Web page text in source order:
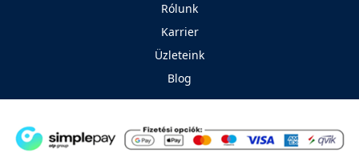
Rólunk
Karrier
Üzleteink
Blog